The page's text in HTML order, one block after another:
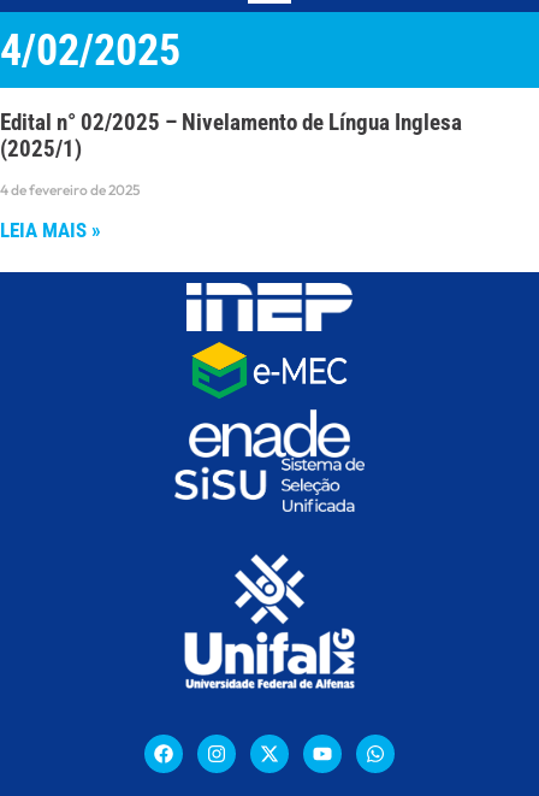
4/02/2025
Edital n° 02/2025 – Nivelamento de Língua Inglesa
(2025/1)
4 de fevereiro de 2025
LEIA MAIS »